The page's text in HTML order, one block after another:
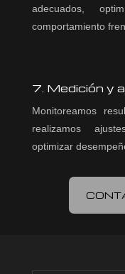
adecuados,
comportamiento
7. Medición y
Monitoreamos
realizamos
optimizar